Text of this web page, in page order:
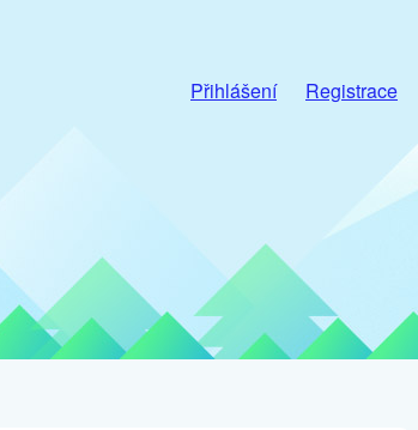
Přihlášení Registrace